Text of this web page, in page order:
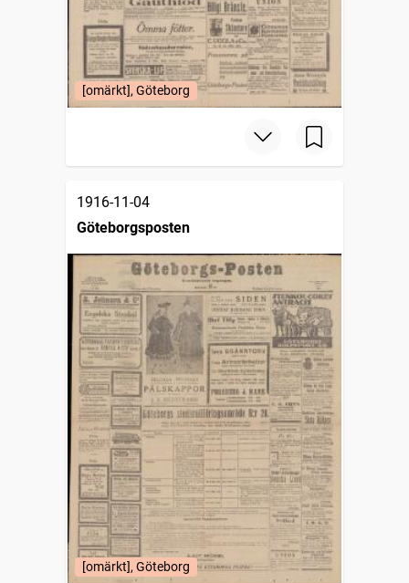
[omärkt], Göteborg
1916-11-04
Göteborgsposten
[omärkt], Göteborg